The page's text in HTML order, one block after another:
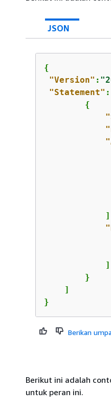
JSON
{
"Version" :
"Statement"
{
            ]
        }
    ]
}
Berikan
Berikut ini adalah
untuk peran ini.